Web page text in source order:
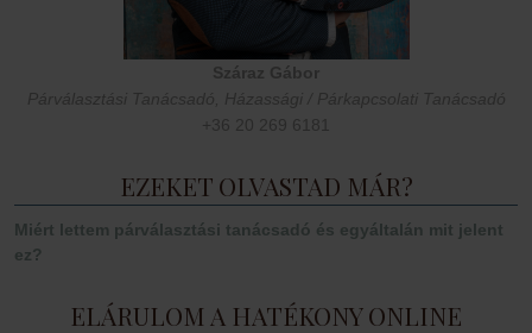
Száraz Gábor
Párválasztási Tanácsadó, Házassági / Párkapcsolati Tanácsadó
+36 20 269 6181
EZEKET OLVASTAD MÁR?
Miért lettem párválasztási tanácsadó és egyáltalán mit jelent
ez?
ELÁRULOM A HATÉKONY ONLINE